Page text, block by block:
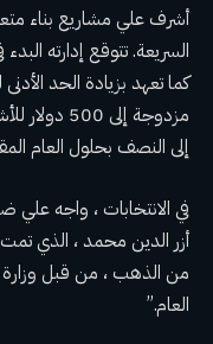
أشرف علي مشاريع بناء
السريعة. تتوقع إدارته
كما تعهد بزيادة الحد
إلى النصف بحلول العام
أزر الدين محمد ، الذي
من الذهب ، من قبل
العام.”